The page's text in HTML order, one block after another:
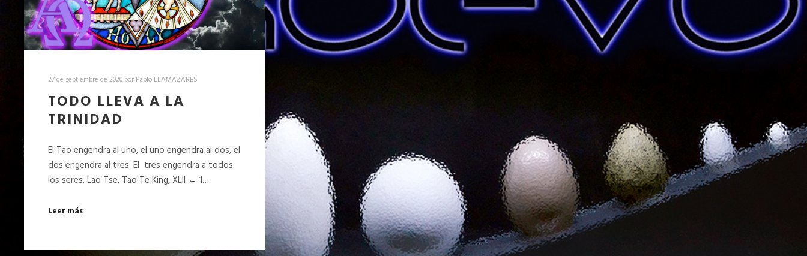
27 de septiembre de 2020 por Pablo LLAMAZARES
TODO LLEVA A LA
TRINIDAD
El Tao engendra al uno, el uno engendra al dos, el
dos engendra al tres. El tres engendra a todos
los seres. Lao Tse, Tao Te King, XLII ← 1…
Leer más